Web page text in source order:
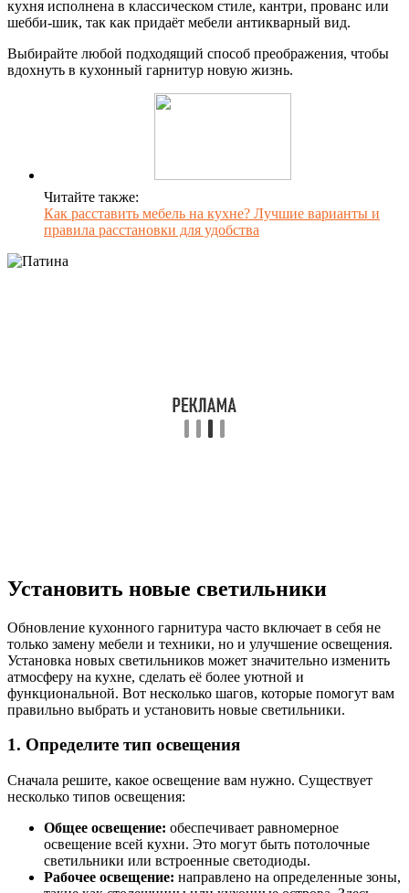
кухня исполнена в классическом стиле, кантри, прованс или
шебби-шик, так как придаёт мебели антикварный вид.
Выбирайте любой подходящий способ преображения, чтобы
вдохнуть в кухонный гарнитур новую жизнь.
Читайте также:
Как расставить мебель на кухне? Лучшие варианты и
правила расстановки для удобства
Установить новые светильники
Обновление кухонного гарнитура часто включает в себя не
только замену мебели и техники, но и улучшение освещения.
Установка новых светильников может значительно изменить
атмосферу на кухне, сделать её более уютной и
функциональной. Вот несколько шагов, которые помогут вам
правильно выбрать и установить новые светильники.
1. Определите тип освещения
Сначала решите, какое освещение вам нужно. Существует
несколько типов освещения:
Общее освещение: обеспечивает равномерное
освещение всей кухни. Это могут быть потолочные
светильники или встроенные светодиоды.
Рабочее освещение: направлено на определенные зоны,